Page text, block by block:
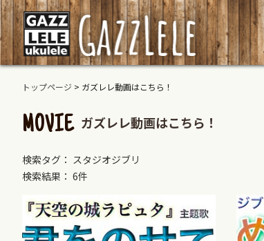
トップページ > ガズレレ動画はこちら！
MOVIE ガズレレ動画はこちら！
検索タグ： スタジオジブリ
検索結果： 6件